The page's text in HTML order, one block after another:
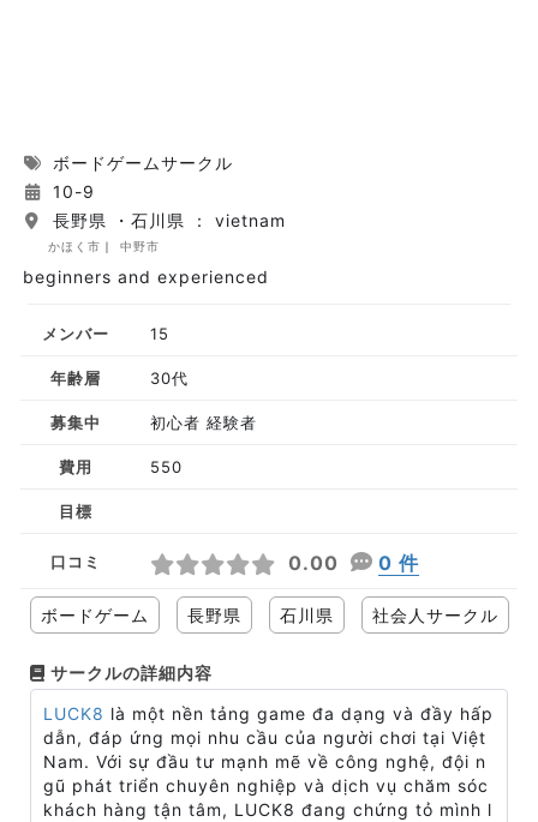
ボードゲームサークル
10-9
長野県 ・石川県 ： vietnam
かほく市 中野市
beginners and experienced
メンバー 15
年齢層 30代
募集中 初心者 経験者
費用 550
目標
口コミ 0.00 0 件
ボードゲーム 長野県 石川県 社会人サークル
サークルの詳細内容
LUCK8 là một nền tảng game đa dạng và đầy hấp
dẫn, đáp ứng mọi nhu cầu của người chơi tại Việt
Nam. Với sự đầu tư mạnh mẽ về công nghệ, đội n
gũ phát triển chuyên nghiệp và dịch vụ chăm sóc
khách hàng tận tâm, LUCK8 đang chứng tỏ mình l